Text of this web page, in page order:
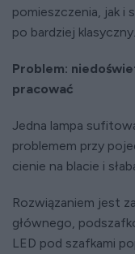
pomieszczenia, jak i
po bardziej klasyczny.
Problem:
pracować
Jedna lampa
problemem przy
cienie na blacie i
Rozwiązaniem jest
głównego,
LED pod szafkami